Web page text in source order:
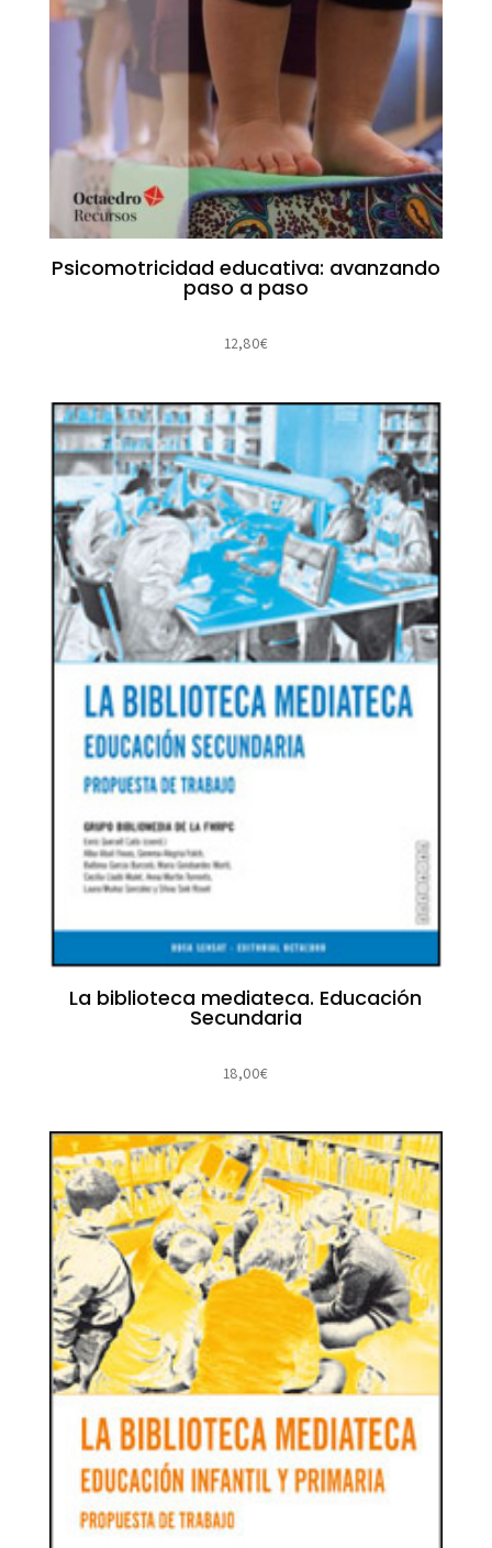
Psicomotricidad educativa: avanzando
paso a paso
12,80€
La biblioteca mediateca. Educación
Secundaria
18,00€